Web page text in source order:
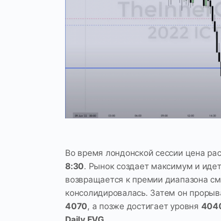
Во время лондонской сессии цена
8:30. Рынок создает максимум и
возвращается к премии диапазона
консолидировалась. Затем он
4070, а позже достигает уровня